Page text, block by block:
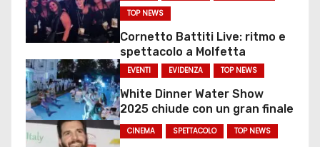
TOP NEWS
Cornetto Battiti Live: ritmo e
spettacolo a Molfetta
EVENTI EVIDENZA TOP NEWS
White Dinner Water Show
2025 chiude con un gran finale
CINEMA SPETTACOLO TOP NEWS